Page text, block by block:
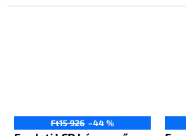
Ft15 926 –44 %